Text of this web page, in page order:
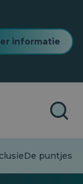
informatie
De puntjes